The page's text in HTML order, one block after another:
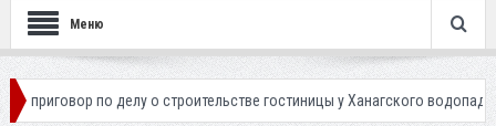
Меню
по делу о строительстве гостиницы у Ханагского водопада